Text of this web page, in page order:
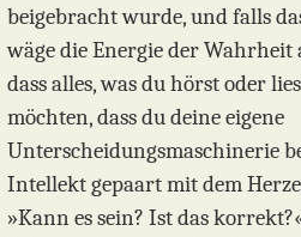
beigebracht wurde, und falls
wäge die Energie der Wahrheit
dass alles, was du hörst oder
möchten, dass du deine eigene
Unterscheidungsmaschinerie
Intellekt gepaart mit dem
»Kann es sein? Ist das